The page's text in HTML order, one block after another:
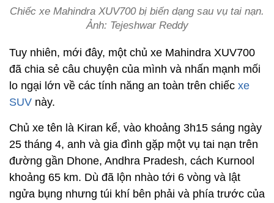
Chiếc xe Mahindra XUV700 bị biến dạng sau vụ tai nạn.
Ảnh: Tejeshwar Reddy
Tuy nhiên, mới đây, một chủ xe Mahindra XUV700
đã chia sẻ câu chuyện của mình và nhấn mạnh mối
lo ngại lớn về các tính năng an toàn trên chiếc xe
SUV này.
Chủ xe tên là Kiran kể, vào khoảng 3h15 sáng ngày
25 tháng 4, anh và gia đình gặp một vụ tai nạn trên
đường gần Dhone, Andhra Pradesh, cách Kurnool
khoảng 65 km. Dù đã lộn nhào tới 6 vòng và lật
ngửa bụng nhưng túi khí bên phải và phía trước của